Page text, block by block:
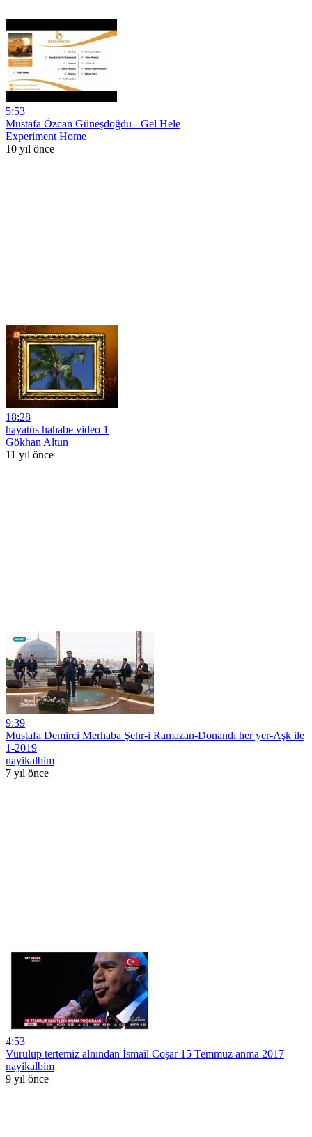
5:53
Mustafa Özcan Güneşdoğdu - Gel Hele
Experiment Home
10 yıl önce
18:28
hayatüs hahabe video 1
Gökhan Altun
11 yıl önce
9:39
Mustafa Demirci Merhaba Şehr-i Ramazan-Donandı her yer-Aşk ile
1-2019
nayikalbim
7 yıl önce
4:53
Vurulup tertemiz alnından İsmail Coşar 15 Temmuz anma 2017
nayikalbim
9 yıl önce